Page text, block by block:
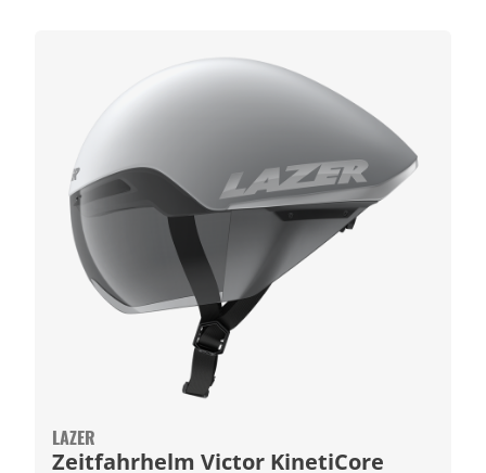
LAZER
Zeitfahrhelm Victor KinetiCore